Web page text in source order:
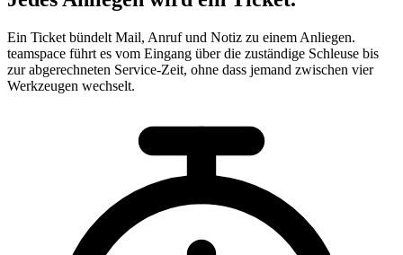
Ein Ticket bündelt Mail, Anruf und Notiz zu einem Anliegen.
teamspace führt es vom Eingang über die zuständige Schleuse bis
zur abgerechneten Service-Zeit, ohne dass jemand zwischen vier
Werkzeugen wechselt.